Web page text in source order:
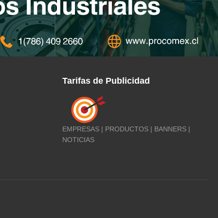
Tarifas de Publicidad
EMPRESAS | PRODUCTOS | BANNERS |
NOTICIAS